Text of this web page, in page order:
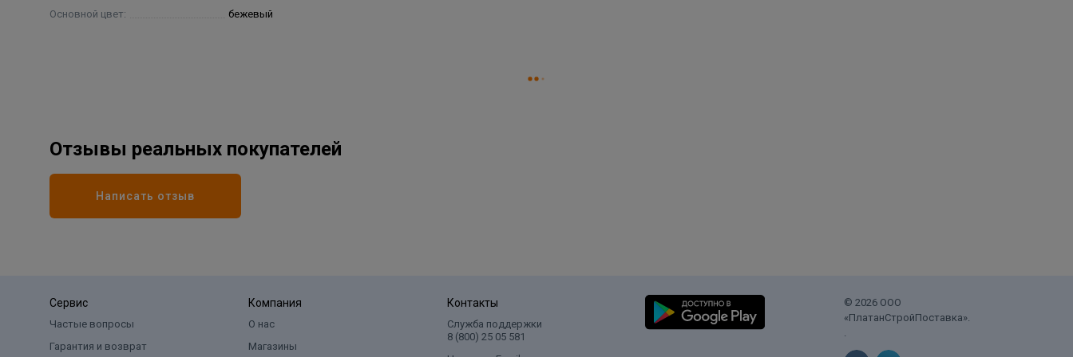
Основной цвет: бежевый
Отзывы реальных покупателей
Написать отзыв
Сервис
Частые вопросы
Гарантия и возврат
Компания
О нас
Магазины
Контакты
Служба поддержки
8 (800) 25 05 581
© 2026 ООО
«ПлатанСтройПоставка».
.